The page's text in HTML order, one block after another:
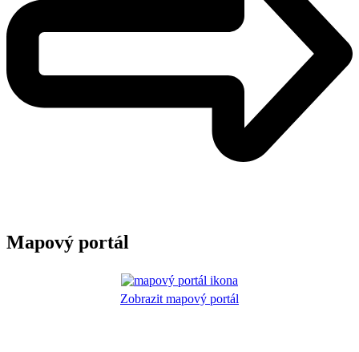
Mapový portál
Zobrazit mapový portál